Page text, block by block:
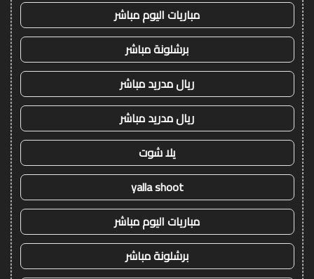
مباريات اليوم مباشر
برشلونة مباشر
ريال مدريد مباشر
ريال مدريد مباشر
يلا شوت
yalla shoot
مباريات اليوم مباشر
برشلونة مباشر